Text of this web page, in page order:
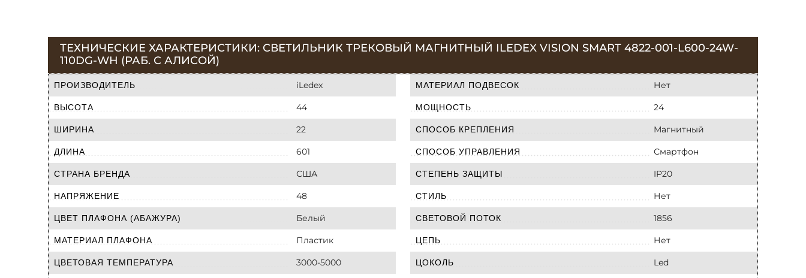
ТЕХНИЧЕСКИЕ ХАРАКТЕРИСТИКИ: СВЕТИЛЬНИК ТРЕКОВЫЙ МАГНИТНЫЙ ILEDEX VISION SMART 4822-001-L600-24W-
110DG-WH (РАБ. С АЛИСОЙ)
ПРОИЗВОДИТЕЛЬ iLedex
ВЫСОТА 44
ШИРИНА 22
ДЛИНА 601
СТРАНА БРЕНДА США
НАПРЯЖЕНИЕ 48
ЦВЕТ ПЛАФОНА (АБАЖУРА) Белый
МАТЕРИАЛ ПЛАФОНА Пластик
ЦВЕТОВАЯ ТЕМПЕРАТУРА 3000-5000
МАТЕРИАЛ ПОДВЕСОК Нет
МОЩНОСТЬ 24
СПОСОБ КРЕПЛЕНИЯ Магнитный
СПОСОБ УПРАВЛЕНИЯ Смартфон
СТЕПЕНЬ ЗАЩИТЫ IP20
СТИЛЬ Нет
СВЕТОВОЙ ПОТОК 1856
ЦЕПЬ Нет
ЦОКОЛЬ Led